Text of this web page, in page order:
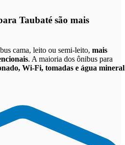
Taubaté são mais
cama, leito ou semi-leito, mais
. A maioria dos ônibus para
Wi-Fi, tomadas e água mineral